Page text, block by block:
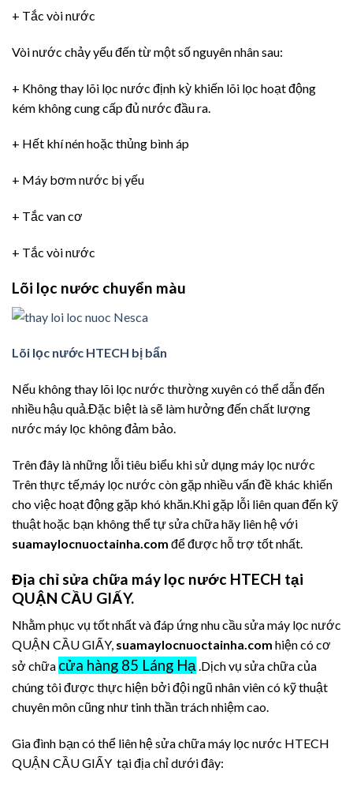
+ Tắc vòi nước
Vòi nước chảy yếu đến từ một số nguyên nhân sau:
+ Không thay lõi lọc nước định kỳ khiến lõi lọc hoạt động
kém không cung cấp đủ nước đầu ra.
+ Hết khí nén hoặc thủng bình áp
+ Máy bơm nước bị yếu
+ Tắc van cơ
+ Tắc vòi nước
Lõi lọc nước chuyển màu
Lõi lọc nước HTECH bị bẩn
Nếu không thay lõi lọc nước thường xuyên có thể dẫn đến
nhiều hậu quả.Đặc biệt là sẽ làm hưởng đến chất lượng
nước máy lọc không đảm bảo.
Trên đây là những lỗi tiêu biểu khi sử dụng máy lọc nước
Trên thực tế,máy lọc nước còn gặp nhiều vấn đề khác khiến
cho việc hoạt động gặp khó khăn.Khi gặp lỗi liên quan đến kỹ
thuật hoặc bạn không thể tự sửa chữa hãy liên hệ với
suamaylocnuoctainha.com để được hỗ trợ tốt nhất.
Địa chỉ sửa chữa máy lọc nước HTECH tại
QUẬN CẦU GIẤY.
Nhằm phục vụ tốt nhất và đáp ứng nhu cầu sửa máy lọc nước
QUẬN CẦU GIẤY, suamaylocnuoctainha.com hiện có cơ
sở chữa cửa hàng 85 Láng Hạ .Dịch vụ sửa chữa của
chúng tôi được thực hiện bởi đội ngũ nhân viên có kỹ thuật
chuyên môn cũng như tinh thần trách nhiệm cao.
Gia đình bạn có thể liên hệ sửa chữa máy lọc nước HTECH
QUẬN CẦU GIẤY tại địa chỉ dưới đây: